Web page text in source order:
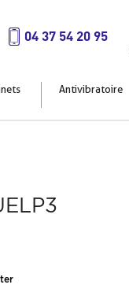
04 37 54 20 95
Antivibratoire